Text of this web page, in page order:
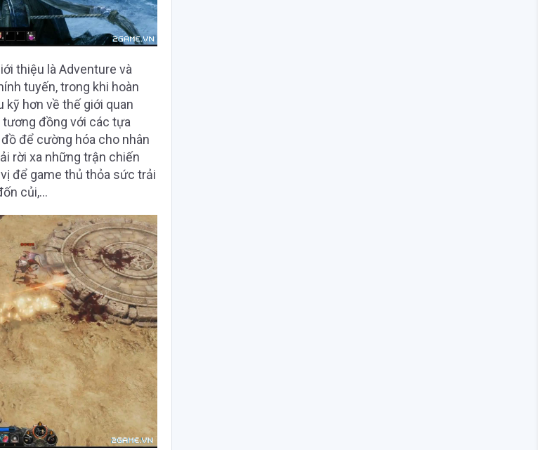
thiệu là Adventure và
tuyến, trong khi hoàn
hơn về thế giới quan
tương đồng với các tựa
để cường hóa cho nhân
rời xa những trận chiến
để game thủ thỏa sức trải
củi,…